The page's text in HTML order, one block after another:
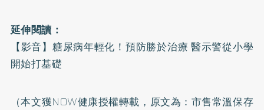
延伸閱讀：
【影音】糖尿病年輕化！預防勝於治療 醫示警從小學
開始打基礎
（本文獲NOW健康授權轉載，原文為： 市售常溫保存